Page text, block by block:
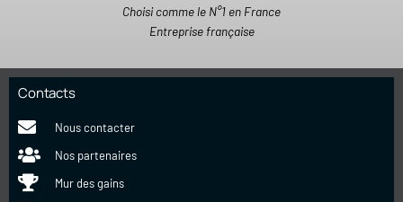
Choisi comme le N°1 en France
Entreprise française
Contacts
Nous contacter
Nos partenaires
Mur des gains